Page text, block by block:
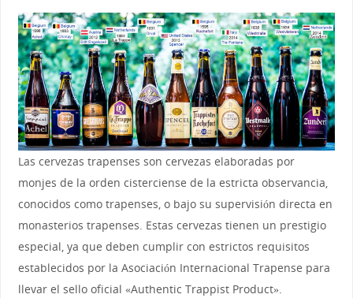
Las cervezas trapenses son cervezas elaboradas por
monjes de la orden cisterciense de la estricta observancia,
conocidos como trapenses, o bajo su supervisión directa en
monasterios trapenses. Estas cervezas tienen un prestigio
especial, ya que deben cumplir con estrictos requisitos
establecidos por la Asociación Internacional Trapense para
llevar el sello oficial «Authentic Trappist Product».